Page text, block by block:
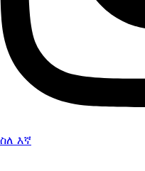
ስለ እኛ